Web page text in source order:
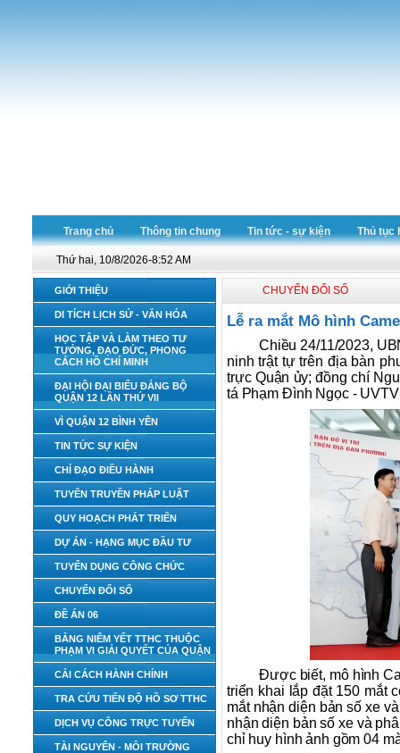
Trang chủ Thông tin chung Tin tức - sự kiện Thủ tục
Thứ hai, 10/8/2026-8:52 AM
GIỚI THIỆU
DI TÍCH LỊCH SỬ - VĂN HÓA
HỌC TẬP VÀ LÀM THEO TƯ
TƯỞNG, ĐẠO ĐỨC, PHONG
CÁCH HỒ CHÍ MINH
ĐẠI HỘI ĐẠI BIỂU ĐẢNG BỘ
QUẬN 12 LẦN THỨ VII
VÌ QUẬN 12 BÌNH YÊN
TIN TỨC SỰ KIỆN
CHỈ ĐẠO ĐIỀU HÀNH
TUYÊN TRUYỀN PHÁP LUẬT
QUY HOẠCH PHÁT TRIỂN
DỰ ÁN - HẠNG MỤC ĐẦU TƯ
TUYỂN DỤNG CÔNG CHỨC
CHUYỂN ĐỔI SỐ
ĐỀ ÁN 06
BẢNG NIÊM YẾT TTHC THUỘC
PHẠM VI GIẢI QUYẾT CỦA QUẬN
CẢI CÁCH HÀNH CHÍNH
TRA CỨU TIẾN ĐỘ HỒ SƠ TTHC
DỊCH VỤ CÔNG TRỰC TUYẾN
TÀI NGUYÊN - MÔI TRƯỜNG
CHUYỂN ĐỔI SỐ
Lễ ra mắt Mô hình
Chiều 24/11/2023,
ninh trật tự trên địa bàn
trực Quận ủy; đồng chí
tá Phạm Đình Ngọc -
Được biết, mô hình
triển khai lắp đặt 150 mắt
mắt nhận diện bản số xe
nhận diện bản số xe và
chỉ huy hình ảnh gồm 04